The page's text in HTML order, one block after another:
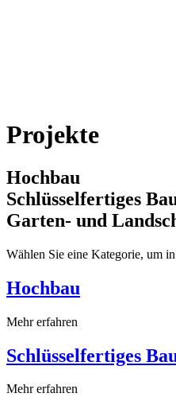
Projekte
Hochbau
Schlüsselfertiges
Garten- und
Wählen Sie eine Kategorie, um
Hochbau
Mehr erfahren
Schlüsselfertiges
Mehr erfahren